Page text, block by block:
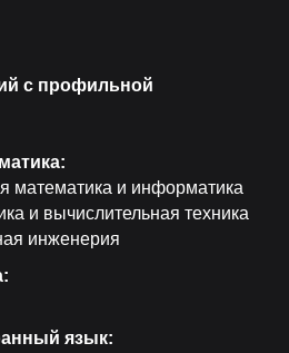
с профильной
математика и информатика
и вычислительная техника
инженерия
язык: